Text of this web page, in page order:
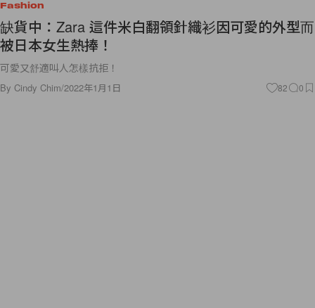
Fashion
缺貨中：Zara 這件米白翻領針織衫因可愛的外型而
被日本女生熱捧！
可愛又舒適叫人怎樣抗拒！
By Cindy Chim/2022年1月1日 82 0